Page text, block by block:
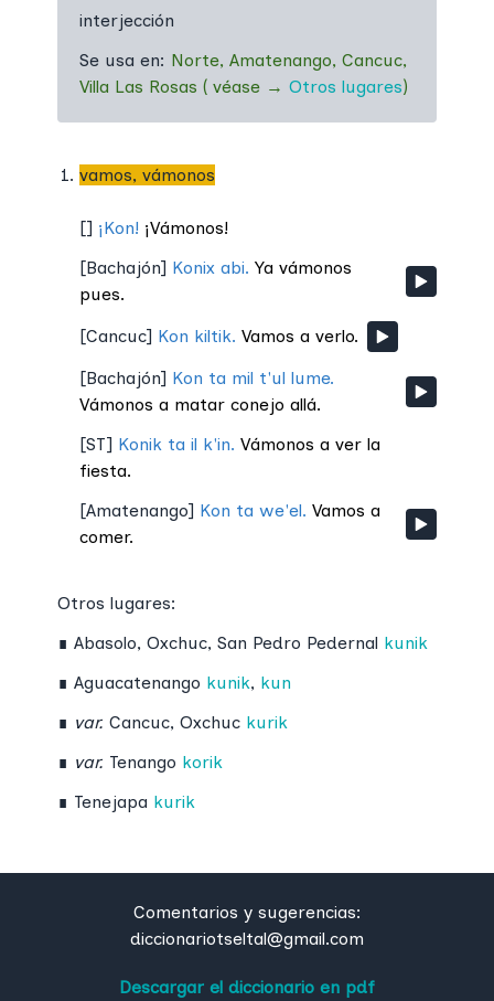
interjección
Se usa en: Norte, Amatenango, Cancuc,
Villa Las Rosas ( véase → Otros lugares)
vamos, vámonos
[] ¡Kon! ¡Vámonos!
[Bachajón] Konix abi. Ya vámonos
pues.
[Cancuc] Kon kiltik. Vamos a verlo.
[Bachajón] Kon ta mil t'ul lume.
Vámonos a matar conejo allá.
[ST] Konik ta il k'in. Vámonos a ver la
fiesta.
[Amatenango] Kon ta we'el. Vamos a
comer.
Otros lugares:
∎ Abasolo, Oxchuc, San Pedro Pedernal kunik
∎ Aguacatenango kunik, kun
∎ var. Cancuc, Oxchuc kurik
∎ var. Tenango korik
∎ Tenejapa kurik
Comentarios y sugerencias:
diccionariotseltal@gmail.com
Descargar el diccionario en pdf